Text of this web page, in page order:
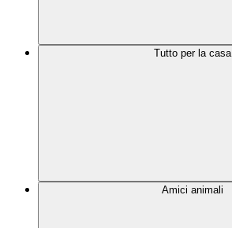
Tutto per la casa
Amici animali